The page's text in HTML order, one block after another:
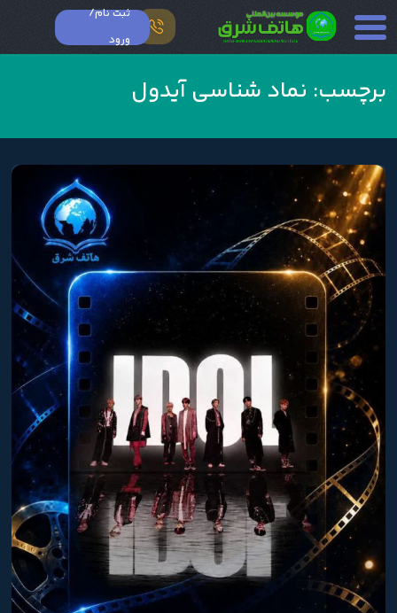
ثبت نام/
ورود
برچسب: نماد شناسی آیدول